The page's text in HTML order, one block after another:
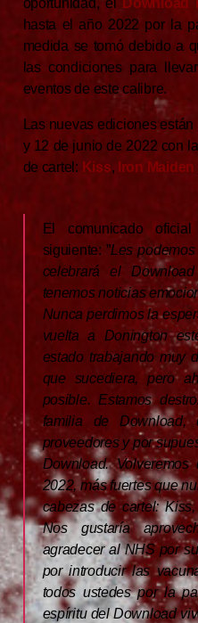
oportunidad, el
Download
hasta el año 2022 por la
medida se tomó debido a
las condiciones para
eventos de este calibre.
Las nuevas ediciones
y 12 de junio de 2022 con
de cartel: Kiss, Iron Maiden
El comunicado
siguiente: ”Les
celebrará el
tenemos noticias
Nunca perdimos la
vuelta a Donington
estado trabajando muy
que sucediera, pero
posible. Estamos
familia de
proveedores y por
Download.
2022, más fuertes que
cabezas de cartel:
Nos gustaría
agradecer al NHS por
por introducir las
todos ustedes por la
espíritu del Download